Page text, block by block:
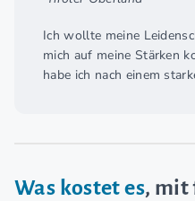
Ich wollte meine
mich auf meine Stärken
habe ich nach einem
Was kostet es, mit